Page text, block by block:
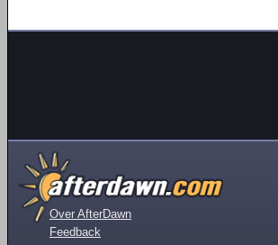
Over AfterDawn
Feedback